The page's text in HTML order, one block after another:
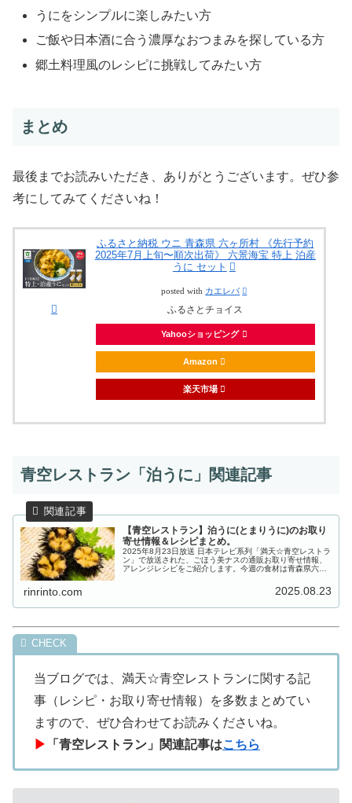
うにをシンプルに楽しみたい方
ご飯や日本酒に合う濃厚なおつまみを探している方
郷土料理風のレシピに挑戦してみたい方
まとめ
最後までお読みいただき、ありがとうございます。ぜひ参
考にしてみてくださいね！
ふるさと納税 ウニ 青森県 六ヶ所村 《先行予約
2025年7月上旬〜順次出荷》 六景海宝 特上 泊産
うに セット
posted with カエレバ
ふるさとチョイス
Yahooショッピング
Amazon
楽天市場
青空レストラン「泊うに」関連記事
【青空レストラン】泊うに(とまりうに)のお取り
寄せ情報＆レシピまとめ。
2025年8月23日放送 日本テレビ系列「満天☆青空レストラ
ン」で放送された、ごほう美ナスの通販お取り寄せ情報、
アレンジレシピをご紹介します。今週の食材は青森県六ヶ
rinrinto.com 2025.08.23
当ブログでは、満天☆青空レストランに関する記
事（レシピ・お取り寄せ情報）を多数まとめてい
ますので、ぜひ合わせてお読みくださいね。
▶
「青空レストラン」関連記事はこちら